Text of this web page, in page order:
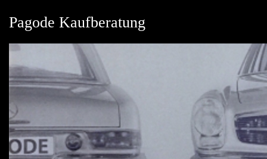
Pagode Kaufberatung